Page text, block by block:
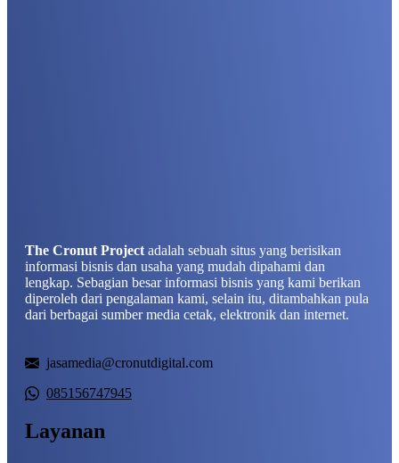
The Cronut Project adalah sebuah situs yang berisikan
informasi bisnis dan usaha yang mudah dipahami dan
lengkap. Sebagian besar informasi bisnis yang kami berikan
diperoleh dari pengalaman kami, selain itu, ditambahkan pula
dari berbagai sumber media cetak, elektronik dan internet.
jasamedia@cronutdigital.com
085156747945
Layanan